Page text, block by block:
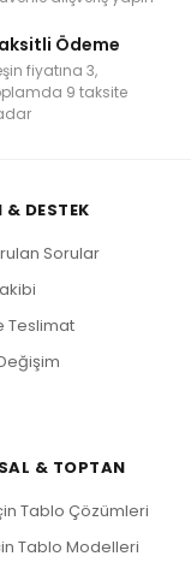
Ödeme
fiyatına 3,
9 taksite
DESTEK
Sorular
Teslimat
& TOPTAN
Tablo Çözümleri
Tablo Modelleri